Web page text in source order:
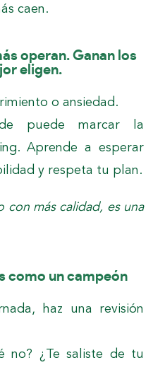
caen.
operan. Ganan los
eligen.
o ansiedad.
puede marcar la
Aprende a esperar
y respeta tu plan.
con más calidad, es una
como un campeón
haz una revisión
no? ¿Te saliste de tu